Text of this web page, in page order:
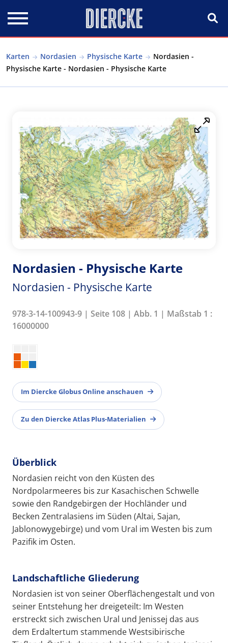
Karten Nordasien Physische Karte
Nordasien -
Physische Karte - Nordasien - Physische Karte
Nordasien - Physische Karte
Nordasien - Physische Karte
978-3-14-100943-9 | Seite 108 | Abb. 1 | Maßstab 1 :
16000000
Im Diercke Globus Online anschauen
Zu den Diercke Atlas Plus-Materialien
Überblick
Nordasien reicht von den Küsten des
Nordpolarmeeres bis zur Kasachischen Schwelle
sowie den Randgebirgen der Hochländer und
Becken Zentralasiens im Süden (Altai, Sajan,
Jablonowygebirge) und vom Ural im Westen bis zum
Pazifik im Osten.
Landschaftliche Gliederung
Nordasien ist von seiner Oberflächengestalt und von
seiner Entstehung her dreigeteilt: Im Westen
erstreckt sich zwischen Ural und Jenissej das aus
dem Erdaltertum stammende Westsibirische